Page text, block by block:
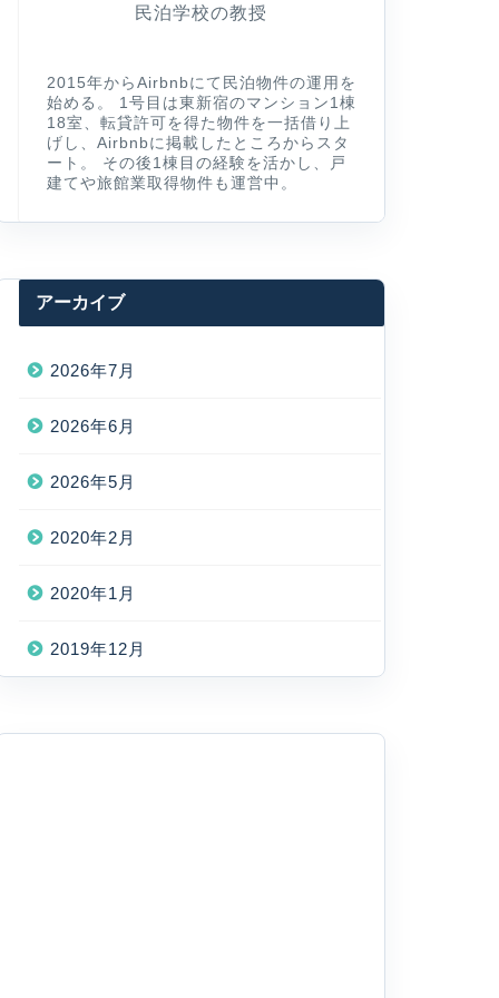
民泊学校の教授
2015年からAirbnbにて民泊物件の運用を
始める。 1号目は東新宿のマンション1棟
18室、転貸許可を得た物件を一括借り上
げし、Airbnbに掲載したところからスタ
ート。 その後1棟目の経験を活かし、戸
建てや旅館業取得物件も運営中。
アーカイブ
2026年7月
2026年6月
2026年5月
2020年2月
2020年1月
2019年12月